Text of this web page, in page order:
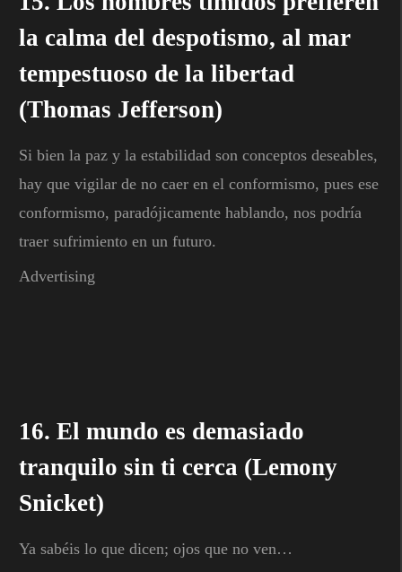
la calma del despotismo, al mar
tempestuoso de la libertad
(Thomas Jefferson)
Si bien la paz y la estabilidad son conceptos deseables,
hay que vigilar de no caer en el conformismo, pues ese
conformismo, paradójicamente hablando, nos podría
traer sufrimiento en un futuro.
Advertising
16. El mundo es demasiado
tranquilo sin ti cerca (Lemony
Snicket)
Ya sabéis lo que dicen; ojos que no ven…